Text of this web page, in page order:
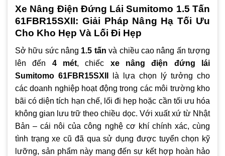
Xe Nâng Điện Đứng Lái Sumitomo 1.5 Tấn
61FBR15SXII: Giải Pháp Nâng Hạ Tối Ưu
Cho Kho Hẹp Và Lối Đi Hẹp
Sở hữu sức nâng 1.5 tấn và chiều cao nâng ấn tượng
lên đến 4 mét, chiếc xe nâng điện đứng lái
Sumitomo 61FBR15SXII
là lựa chọn lý tưởng cho
các doanh nghiệp hoạt động trong các môi trường kho
bãi có diện tích hạn chế, lối đi hẹp hoặc cần tối ưu hóa
không gian lưu trữ theo chiều dọc. Với xuất xứ từ Nhật
Bản – cái nôi của công nghệ cơ khí chính xác, cùng
tình trạng xe cũ đã qua sử dụng được tuyển chọn kỹ
lưỡng, sản phẩm này mang đến sự kết hợp hoàn hảo